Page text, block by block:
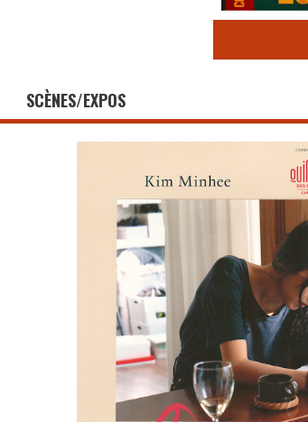
SCÈNES/EXPOS